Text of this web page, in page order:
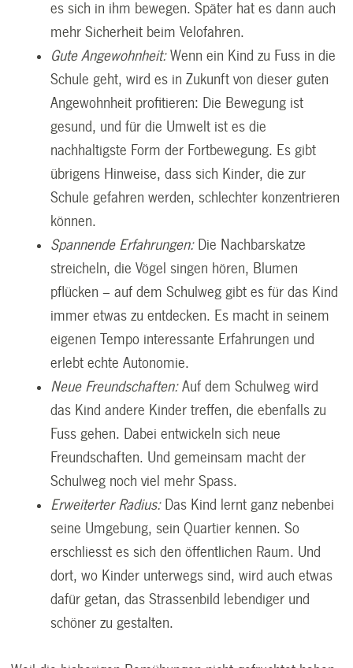
es sich in ihm bewegen. Später hat es dann auch
mehr Sicherheit beim Velofahren.
Gute Angewohnheit:Wenn ein Kind zu Fuss in die
Schule geht, wird es in Zukunft von dieser guten
Angewohnheit profitieren: Die Bewegung ist
gesund, und für die Umwelt ist es die
nachhaltigste Form der Fortbewegung. Es gibt
übrigens Hinweise, dass sich Kinder, die zur
Schule gefahren werden, schlechter konzentrieren
können.
Spannende Erfahrungen:Die Nachbarskatze
streicheln, die Vögel singen hören, Blumen
pflücken – auf dem Schulweg gibt es für das Kind
immer etwas zu entdecken. Es macht in seinem
eigenen Tempo interessante Erfahrungen und
erlebt echte Autonomie.
Neue Freundschaften:Auf dem Schulweg wird
das Kind andere Kinder treffen, die ebenfalls zu
Fuss gehen. Dabei entwickeln sich neue
Freundschaften. Und gemeinsam macht der
Schulweg noch viel mehr Spass.
Erweiterter Radius:Das Kind lernt ganz nebenbei
seine Umgebung, sein Quartier kennen. So
erschliesst es sich den öffentlichen Raum. Und
dort, wo Kinder unterwegs sind, wird auch etwas
dafür getan, das Strassenbild lebendiger und
schöner zu gestalten.